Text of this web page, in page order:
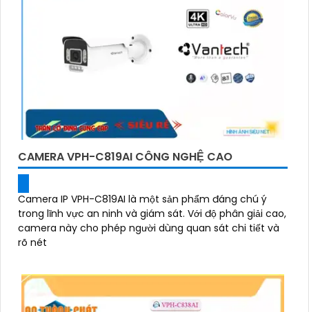
CAMERA VPH-C819AI CÔNG NGHỆ CAO
Camera IP VPH-C819AI là một sản phẩm đáng chú ý
trong lĩnh vực an ninh và giám sát. Với độ phân giải cao,
camera này cho phép người dùng quan sát chi tiết và
rõ nét